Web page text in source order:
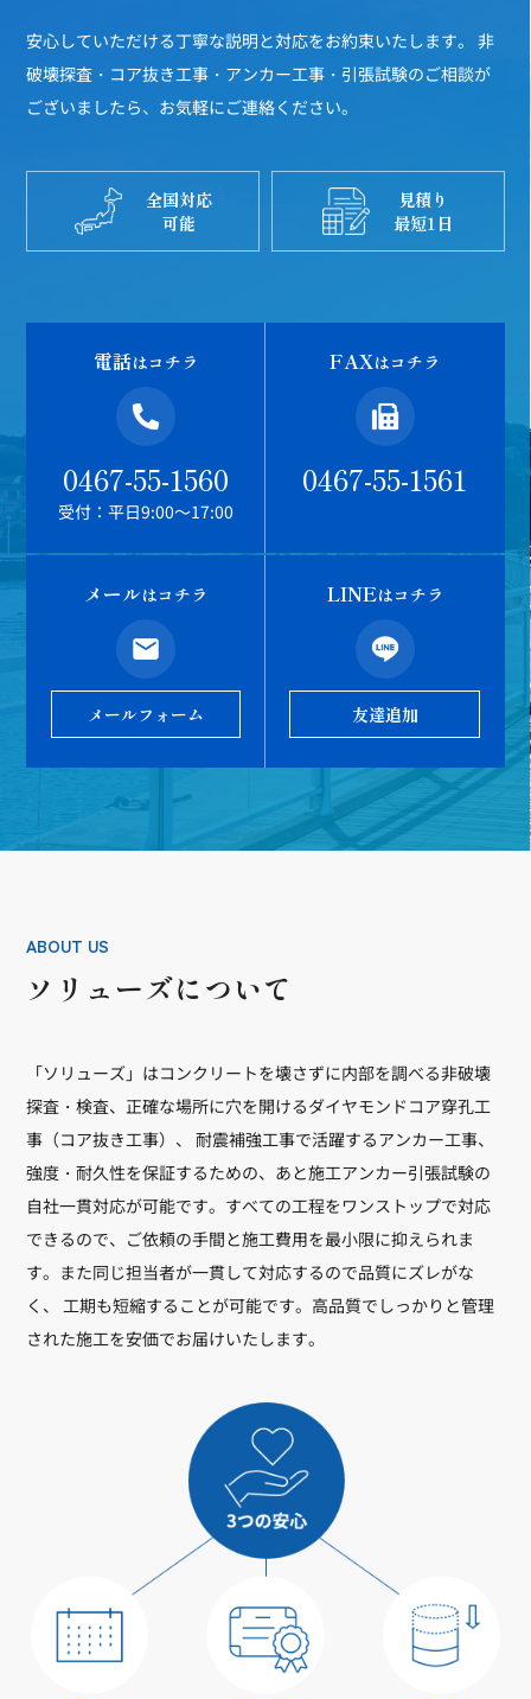
安心していただける丁寧な説明と対応をお約束いたします。
非
破壊探査・コア抜き工事・アンカー工事・引張試験のご相談が
ございましたら、お気軽にご連絡ください。
全国対応
可能
見積り
最短1日
電話はコチラ
0467-55-1560
受付：平日9:00～17:00
FAXはコチラ
0467-55-1561
メールはコチラ
メールフォーム
LINEはコチラ
友達追加
ABOUT US
ソリューズについて
「ソリューズ」はコンクリートを壊さずに内部を調べる非破壊
探査・検査、正確な場所に穴を開けるダイヤモンドコア穿孔工
事（コア抜き工事）、 耐震補強工事で活躍するアンカー工事、
強度・耐久性を保証するための、あと施工アンカー引張試験の
自社一貫対応が可能です。すべての工程をワンストップで対応
できるので、ご依頼の手間と施工費用を最小限に抑えられま
す。また同じ担当者が一貫して対応するので品質にズレがな
く、 工期も短縮することが可能です。高品質でしっかりと管理
された施工を安価でお届けいたします。